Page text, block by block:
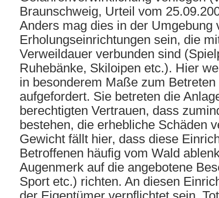
Braunschweig, Urteil vom
Anders mag dies in der Umgebung
Erholungseinrichtungen sein, die
Verweildauer verbunden sind
Ruhebänke, Skiloipen etc.). Hier
in besonderem Maße zum
aufgefordert. Sie betreten die
berechtigten Vertrauen, dass
bestehen, die erhebliche Schäden
Gewicht fällt hier, dass diese
Betroffenen häufig vom Wald
Augenmerk auf die angebotene
Sport etc.) richten. An diesen